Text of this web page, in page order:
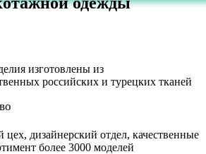
изготовлены из
российских и турецких тканей
дизайнерский отдел, качественные
более 3000 моделей